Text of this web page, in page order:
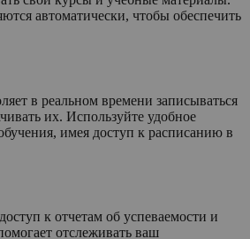
автоматически, чтобы обеспечить
в реальном времени записываться
их. Используйте удобное
имея доступ к расписанию в
к отчетам об успеваемости и
отслеживать ваш